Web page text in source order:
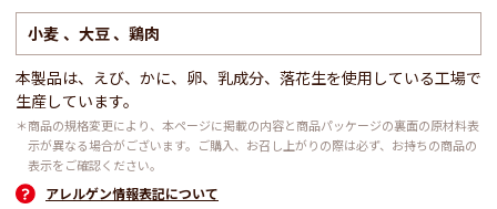
小麦 大豆
鶏肉
本製品は、えび、かに、卵、乳成分、落花生を使用している工場で
生産しています。
＊商品の規格変更により、本ページに掲載の内容と商品パッケージの裏面の原材料表
示が異なる場合がございます。ご購入、お召し上がりの際は必ず、お持ちの商品の
表示をご確認ください。
アレルゲン情報表記について